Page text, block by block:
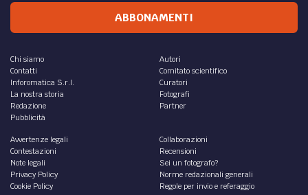
ABBONAMENTI
Chi siamo
Contatti
Inforomatica S.r.l.
La nostra storia
Redazione
Pubblicità
Autori
Comitato scientifico
Curatori
Fotografi
Partner
Avvertenze legali
Contestazioni
Note legali
Privacy Policy
Cookie Policy
Collaborazioni
Recensioni
Sei un fotografo?
Norme redazionali generali
Regole per invio e referaggio